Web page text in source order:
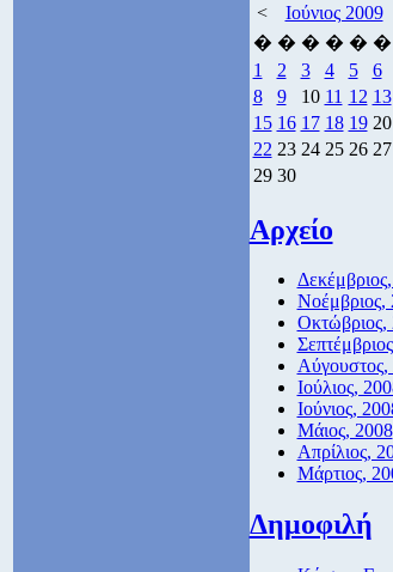
< Ιούνιος 2009
� � � � � �
1
2 3 4 5 6
8
9 10 11 12 13
15 16 17 18 19 20
22 23 24 25 26 27
29 30
Αρχείο
Νοέμβριος,
Οκτώβριος,
Αύγουστος,
Ιούλιος,
Ιούνιος,
Μάιος, 2008
Απρίλιος,
Μάρτιος,
Δημοφιλή